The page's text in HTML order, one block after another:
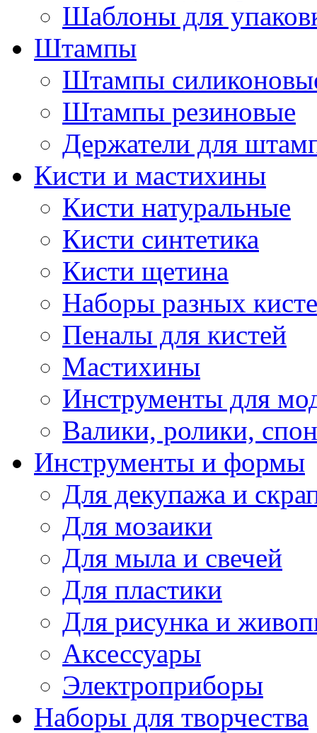
Шаблоны для
Штампы
Штампы
Штампы резиновые
Держатели для
Кисти и мастихины
Кисти натуральные
Кисти синтетика
Кисти щетина
Наборы разных
Пеналы для кистей
Мастихины
Инструменты для
Валики, ролики,
Инструменты и формы
Для декупажа и
Для мозаики
Для мыла и свечей
Для пластики
Для рисунка и
Аксессуары
Электроприборы
Наборы для творчества